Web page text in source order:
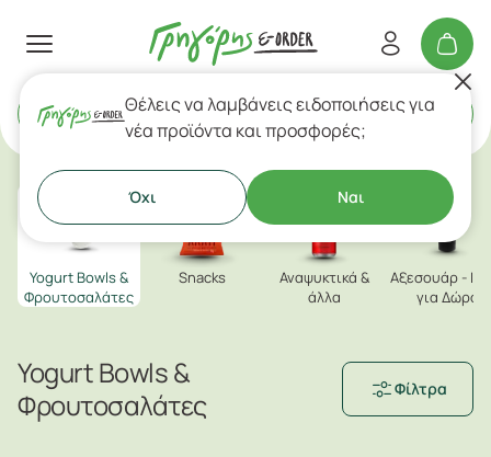
Delivery ή Takeaway
Yogurt Bowls &
Φρουτοσαλάτες
Φίλτρα
Yogurt Bowls &
Φρουτοσαλάτες
Snacks
Αναψυκτικά &
άλλα
Aξεσουάρ -
για Δώρο
Θέλεις να λαμβάνεις ειδοποιήσεις για
νέα προϊόντα και προσφορές;
Όχι Ναι